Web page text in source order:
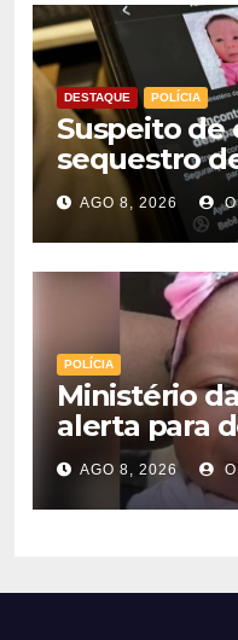
DESTAQUE POLÍCIA
Suspeito
sequestro
é preso na
AGO 8, 2026 O
POLÍCIA
Ministério
alerta para
de bebê de
polícia
sequestro
AGO 8, 2026